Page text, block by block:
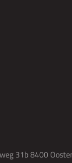
31b 8400